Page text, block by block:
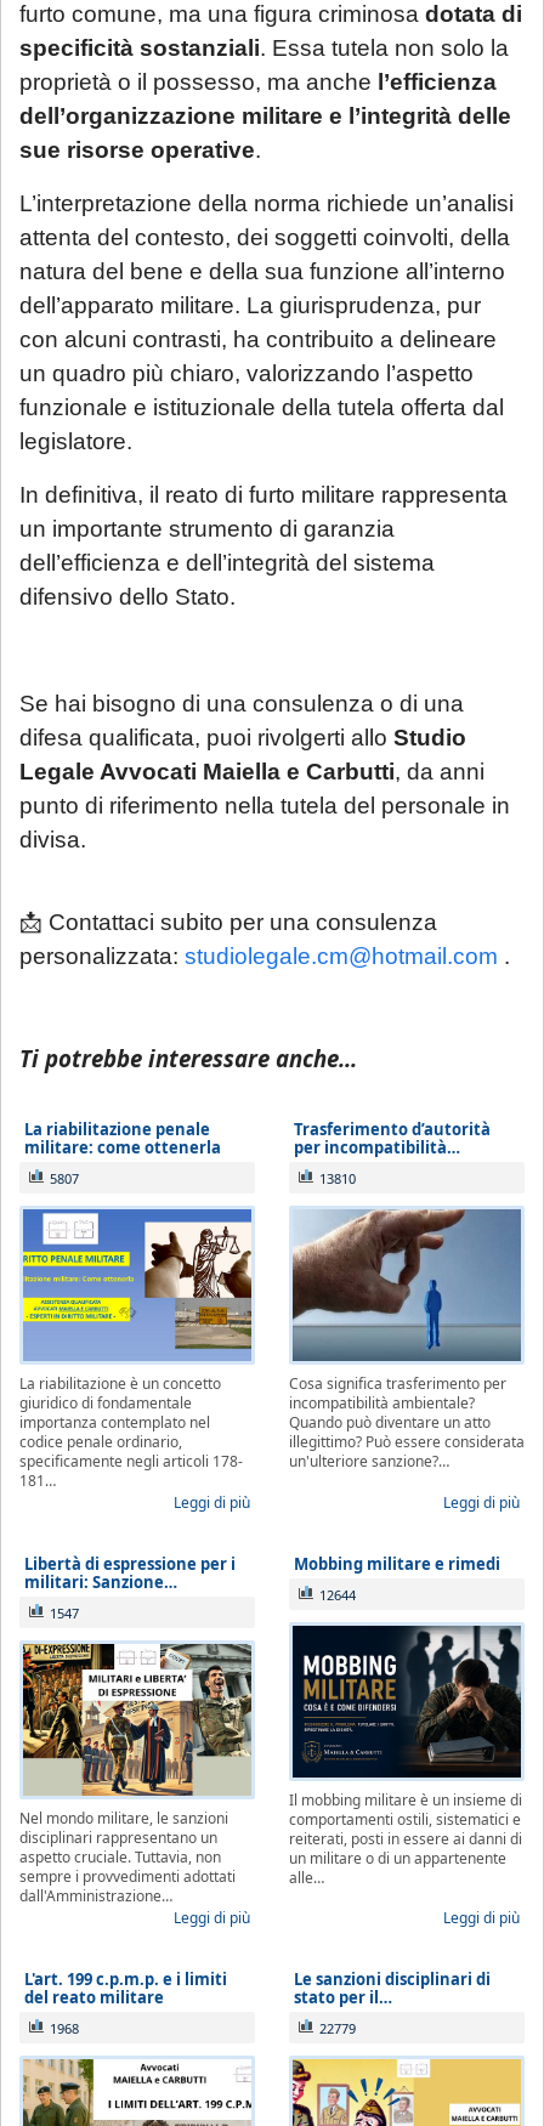
furto comune, ma una figura criminosa dotata di
specificità sostanziali. Essa tutela non solo la
proprietà o il possesso, ma anche l’efficienza
dell’organizzazione militare e l’integrità delle
sue risorse operative.
L’interpretazione della norma richiede un’analisi
attenta del contesto, dei soggetti coinvolti, della
natura del bene e della sua funzione all’interno
dell’apparato militare. La giurisprudenza, pur
con alcuni contrasti, ha contribuito a delineare
un quadro più chiaro, valorizzando l’aspetto
funzionale e istituzionale della tutela offerta dal
legislatore.
In definitiva, il reato di furto militare rappresenta
un importante strumento di garanzia
dell’efficienza e dell’integrità del sistema
difensivo dello Stato.
Se hai bisogno di una consulenza o di una
difesa qualificata, puoi rivolgerti allo Studio
Legale Avvocati Maiella e Carbutti, da anni
punto di riferimento nella tutela del personale in
divisa.
📩 Contattaci subito per una consulenza
personalizzata: studiolegale.cm@hotmail.com .
Ti potrebbe interessare anche...
La riabilitazione penale
militare: come ottenerla
5807
La riabilitazione è un concetto
giuridico di fondamentale
importanza contemplato nel
codice penale ordinario,
specificamente negli articoli 178-
181…
Leggi di più
Trasferimento d’autorità
per incompatibilità…
13810
Cosa significa trasferimento per
incompatibilità ambientale?
Quando può diventare un atto
illegittimo? Può essere considerata
un'ulteriore sanzione?…
Leggi di più
Libertà di espressione per i
militari: Sanzione…
1547
Nel mondo militare, le sanzioni
disciplinari rappresentano un
aspetto cruciale. Tuttavia, non
sempre i provvedimenti adottati
dall'Amministrazione…
Leggi di più
Mobbing militare e rimedi
12644
Il mobbing militare è un insieme di
comportamenti ostili, sistematici e
reiterati, posti in essere ai danni di
un militare o di un appartenente
alle…
Leggi di più
L'art. 199 c.p.m.p. e i limiti
del reato militare
1968
Le sanzioni disciplinari di
stato per il…
22779